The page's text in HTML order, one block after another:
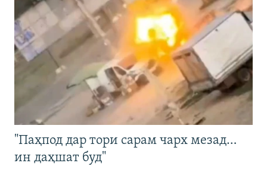
"Паҳпод дар тори сарам чарх мезад…
ин даҳшат буд"